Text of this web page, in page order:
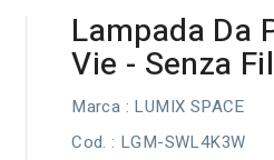
Lampada Da
Vie - Senza
Marca : LUMIX SPACE
Cod. : LGM-SWL4K3W